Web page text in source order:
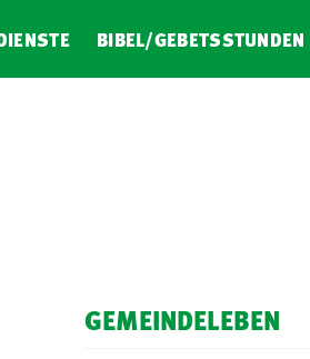
BIBEL/GEBETSSTUNDEN
GEMEINDELEBEN